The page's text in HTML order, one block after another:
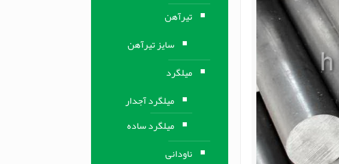
تیرآهن
سایز تیرآهن
میلگرد
میلگرد آجدار
میلگرد ساده
ناودانی